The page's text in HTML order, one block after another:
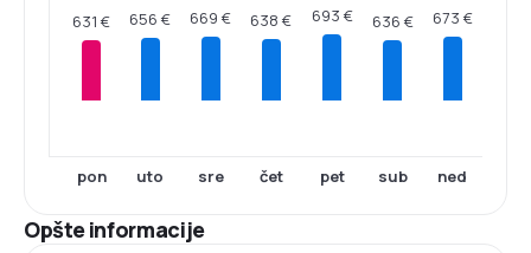
631 €
pon
656 €
uto
669 €
sre
638 €
čet
693 €
pet
636 €
sub
673 €
ned
Opšte informacije